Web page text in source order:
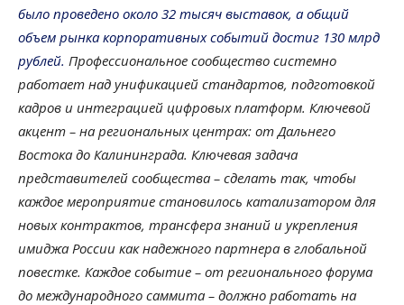
было проведено около 32 тысяч выставок, а общий
объем рынка корпоративных событий достиг 130 млрд
рублей. Профессиональное сообщество системно
работает над унификацией стандартов, подготовкой
кадров и интеграцией цифровых платформ. Ключевой
акцент – на региональных центрах: от Дальнего
Востока до Калининграда. Ключевая задача
представителей сообщества – сделать так, чтобы
каждое мероприятие становилось катализатором для
новых контрактов, трансфера знаний и укрепления
имиджа России как надежного партнера в глобальной
повестке. Каждое событие – от регионального форума
до международного саммита – должно работать на